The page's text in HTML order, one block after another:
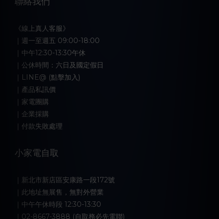
《線上真人客服》
｜週一至週五 09:00-18:00
｜中午12:30-13:30午休
｜公休時間：六日及國定假日
｜LINE@ (點擊加入)
｜產品私訊價
｜家電團購
｜企業採購
｜付款失敗處理
小家電自取
｜新北市新店區安康路一段172號
｜此地址無展售，無對外營業
｜中午午休時段 12:30-13:30
｜02-8667-3888 (自取務必先電聯)